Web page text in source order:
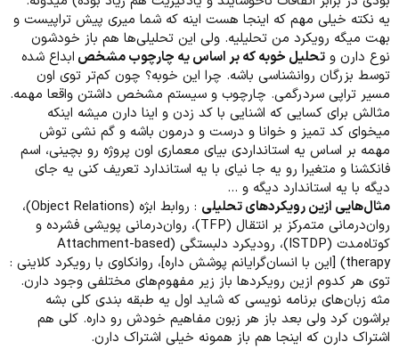
یه نکته خیلی مهم که اینجا هست اینه که شما میری پیش تراپیست و
بهت میگه رویکرد من تحلیلیه. ولی این تحلیلی‌ها هم باز خودشون
نوع دارن و تحلیل خوبه که بر اساس یه چارچوب مشخص ابداع شده
توسط بزرگان روانشناسی باشه. چرا این خوبه؟ چون کم‌تر توی اون
مسیر تراپی سردرگمی. چارچوب و سیستم مشخص داشتن واقعا مهمه.
مثالش برای کسایی که اشنایی با کد زدن و اینا دارن میشه اینکه
میخوای کد تمیز و خوانا و درست و درمون باشه و گم نشی توش
مهمه بر اساس یه استانداردی بیای معماری اون پروژه رو بچینی، اسم
فانکشنا و متغیرا رو یه جا نیای با یه استاندارد تعریف کنی یه جای
دیگه با یه استاندارد دیگه و ...
مثال‌هایی ازین رویکردهای تحلیلی
: روابط ابژه (Object Relations)،
روان‌درمانی متمرکز بر انتقال (TFP)، روان‌درمانی پویشی فشرده و
کوتاه‌مدت (ISTDP)، رودیکرد دلبستگی (Attachment-based
therapy) [این با انسان‌گرایانم پوشش داره]، روانکاوی با رویکرد کلاینی :
توی هر کدوم ازین رویکردها باز زیر مفهوم‌های مختلفی وجود دارن.
مثه زبان‌های برنامه نویسی که شاید اول یه طبقه بندی کلی بشه
براشون کرد ولی بعد باز هر زبون مفاهیم خودش رو داره. کلی هم
اشتراک دارن که اینجا هم باز همونه خیلی اشتراک دارن.